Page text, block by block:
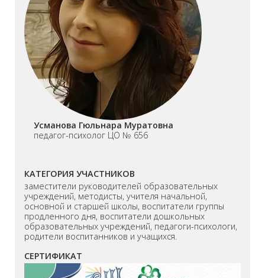
Усманова Гюльнара Муратовна
педагог-психолог ЦО № 656
КАТЕГОРИЯ УЧАСТНИКОВ
заместители руководителей образовательных
учреждений, методисты, учителя начальной,
основной и старшей школы, воспитатели группы
продленного дня, воспитатели дошкольных
образовательных учреждений, педагоги-психологи,
родители воспитанников и учащихся.
СЕРТИФИКАТ